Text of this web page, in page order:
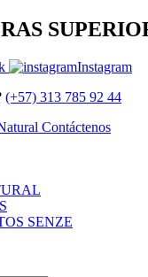
Instagram
(+57) 313 785 92 44
Contáctenos
SENZE